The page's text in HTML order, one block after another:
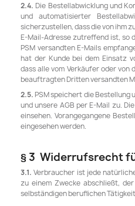
2.4. Die Bestellabwicklung und
und automatisierter
sicherzustellen, dass die von ihm
E-Mail-Adresse zutreffend ist, so
PSM versandten E-Mails
hat der Kunde bei dem Einsatz
dass alle vom Verkäufer oder
beauftragten Dritten versandten
2.5. PSM speichert die Bestellung
und unsere AGB per E-Mail zu.
einsehen. Vorangegangene
eingesehen werden.
§ 3 Widerrufsrecht
3.1. Verbraucher ist jede
zu einem Zwecke abschließt,
selbständigen beruflichen